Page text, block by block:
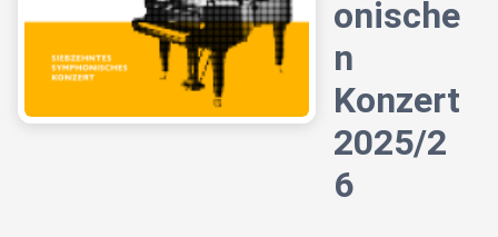
onische
n
Konzert
2025/2
6